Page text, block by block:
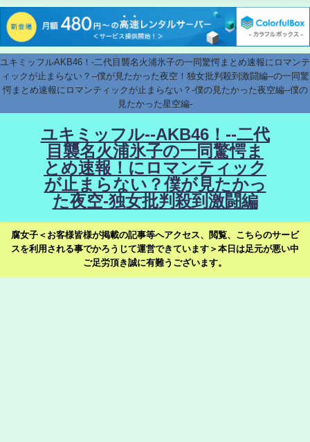
ユキミッフルAKB46！-二代目襲名火浦氷子の一同驚愕まとめ速報にロマンテ
ィックが止まらない？--僕が見たかった夜空！独女批判殺到激闘編--の一同驚
愕まとめ速報にロマンティックが止まらない？-僕の見たかった夜空編--僕の
見たかった星空編-
ユキミッフル--AKB46！--二代
目襲名火浦氷子の一同驚愕ま
とめ速報！にロマンティック
が止まらない？僕が見たかっ
た夜空-独女批判殺到激闘編
腐女子＜お客様皆様が掲載の記事等へアクセス、閲覧、こちらのサービ
スを利用される事でかろうじて運営できています＞本日は足元が悪い中
ご足労頂き誠に有難うございます。